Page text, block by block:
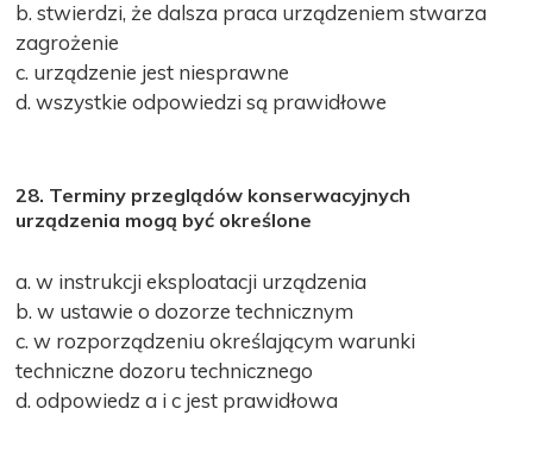
b. stwierdzi, że dalsza praca urządzeniem stwarza
zagrożenie
c. urządzenie jest niesprawne
d. wszystkie odpowiedzi są prawidłowe
28. Terminy przeglądów konserwacyjnych
urządzenia mogą być określone
a. w instrukcji eksploatacji urządzenia
b. w ustawie o dozorze technicznym
c. w rozporządzeniu określającym warunki
techniczne dozoru technicznego
d. odpowiedz a i c jest prawidłowa